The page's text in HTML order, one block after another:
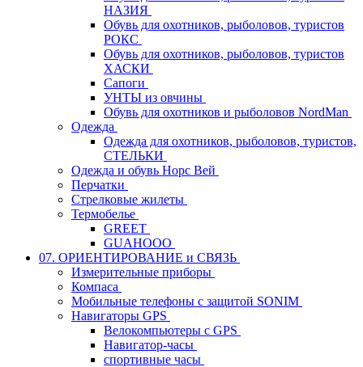
НАЗИЯ
Обувь для охотников, рыболовов, туристов
РОКС
Обувь для охотников, рыболовов, туристов
ХАСКИ
Сапоги
УНТЫ из овчины
Обувь для охотников и рыболовов NordMan
Одежда
Одежда для охотников, рыболовов, туристов,
СТЕЛЬКИ
Одежда и обувь Норс Вей
Перчатки
Стрелковые жилеты
Термобелье
GREET
GUAHOOO
07. ОРИЕНТИРОВАНИЕ и СВЯЗЬ
Измерительные приборы
Компаса
Мобильные телефоны с защитой SONIM
Навигаторы GPS
Велокомпьютеры с GPS
Навигатор-часы
спортивные часы